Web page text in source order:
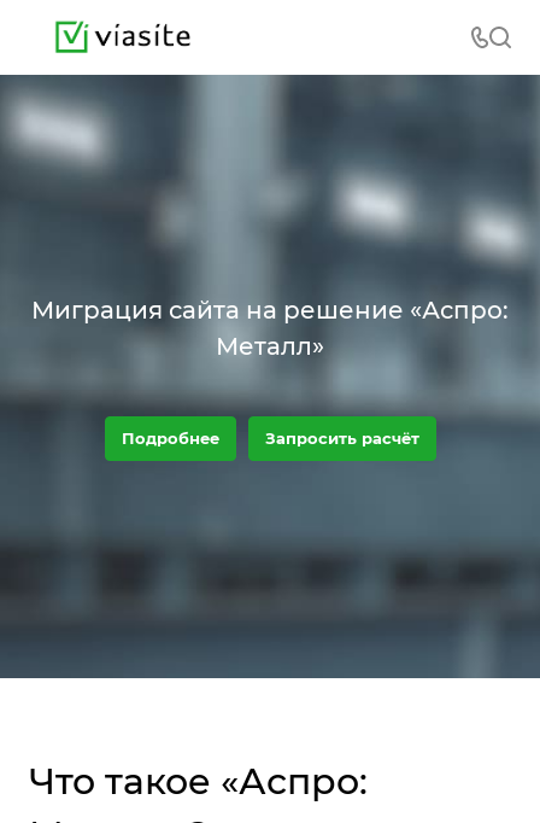
Миграция сайта на решение «Аспро:
Металл»
Подробнее Запросить расчёт
Что такое «Аспро: